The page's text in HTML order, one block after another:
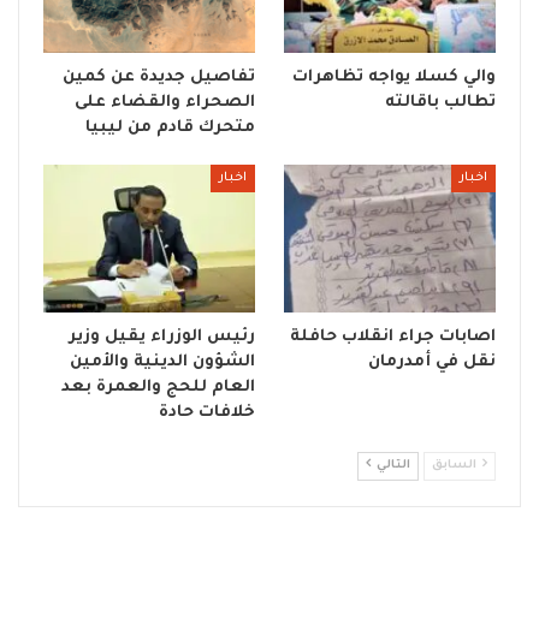
والي كسلا يواجه تظاهرات
تطالب باقالته
تفاصيل جديدة عن كمين
الصحراء والقضاء على
متحرك قادم من ليبيا
اخبار
اصابات جراء انقلاب حافلة
نقل في أمدرمان
اخبار
رئيس الوزراء يقيل وزير
الشؤون الدينية والأمين
العام للحج والعمرة بعد
خلافات حادة
السابق التالي